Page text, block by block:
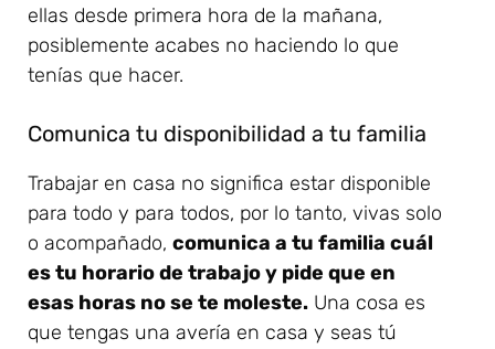
ellas desde primera hora de la mañana,
posiblemente acabes no haciendo lo que
tenías que hacer.
Comunica tu disponibilidad a tu familia
Trabajar en casa no significa estar disponible
para todo y para todos, por lo tanto, vivas solo
o acompañado, comunica a tu familia cuál
es tu horario de trabajo y pide que en
esas horas no se te moleste. Una cosa es
que tengas una avería en casa y seas tú